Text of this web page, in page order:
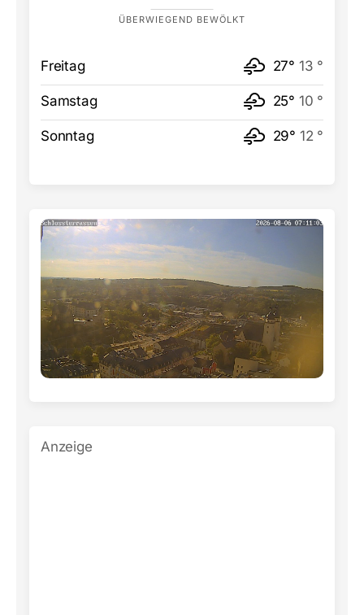
ÜBERWIEGEND BEWÖLKT
Freitag 27° 13 °
Samstag 25° 10 °
Sonntag 29° 12 °
Anzeige